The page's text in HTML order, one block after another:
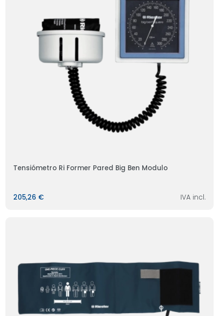
Tensiómetro Ri Former Pared Big Ben Modulo
205,26 € IVA incl.